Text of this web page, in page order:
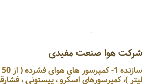
شرکت هوا صنعت مفیدی